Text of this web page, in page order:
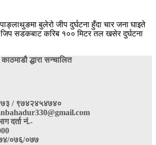
बुलेरो जीप दुर्घटना हुँदा चार जना घाइते
सडकबाट करिब १०० मिटर तल खसेर दुर्घटना
द्धारा सन्चालित
/ ९७४२४५४७४०
दर्ता नं.-
०७६/०७७